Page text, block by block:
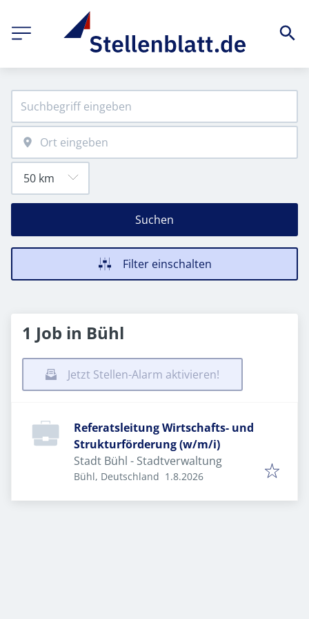
Suchen
Filter einschalten
1 Job in Bühl
Jetzt Stellen-Alarm aktivieren!
Referatsleitung Wirtschafts- und
Strukturförderung (w/m/i)
Stadt Bühl - Stadtverwaltung
Bühl, Deutschland Veröffentlicht
1.8.2026